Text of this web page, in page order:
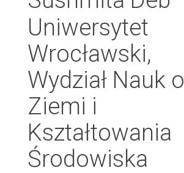
Uniwersytet
Wrocławski,
Wydział Nauk o
Ziemi i
Kształtowania
Środowiska